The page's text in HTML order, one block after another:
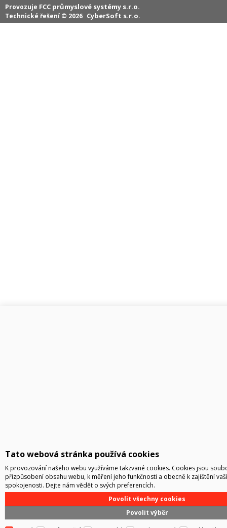
Provozuje FCC průmyslové systémy s.r.o.
Technické řešení © 2026 CyberSoft s.r.o.
Tato webová stránka používá cookies
K provozování našeho webu využíváme takzvané cookies. Cookies jsou
přizpůsobení obsahu webu, k měření jeho funkčnosti a obecně k zajištění
spokojenosti. Dejte nám vědět o svých preferencích.
Povolit výběr
Povolit všechny cookies